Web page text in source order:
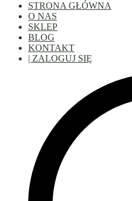
STRONA GŁÓWNA
O NAS
SKLEP
BLOG
KONTAKT
| ZALOGUJ SIĘ